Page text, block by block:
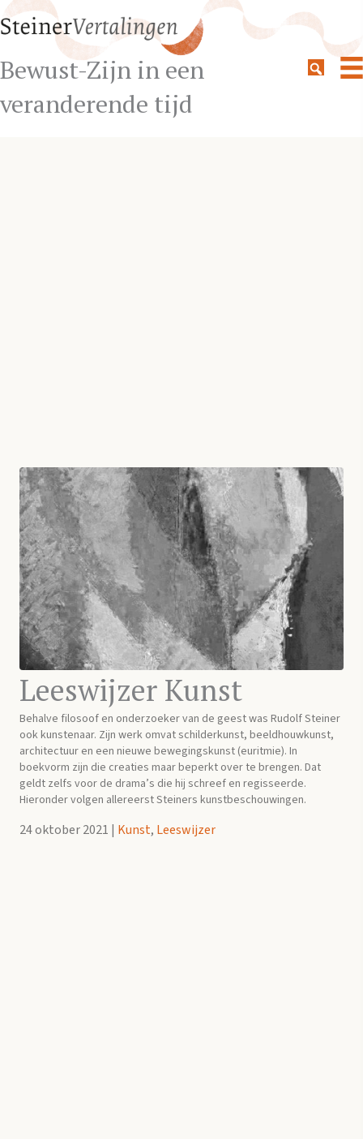
Bewust-Zijn in een
veranderende tijd
Leeswijzer Kunst
Behalve filosoof en onderzoeker van de geest was Rudolf Steiner
ook kunstenaar. Zijn werk omvat schilderkunst, beeldhouwkunst,
architectuur en een nieuwe bewegingskunst (euritmie). In
boekvorm zijn die creaties maar beperkt over te brengen. Dat
geldt zelfs voor de drama’s die hij schreef en regisseerde.
Hieronder volgen allereerst Steiners kunstbeschouwingen.
24 oktober 2021 | Kunst, Leeswijzer